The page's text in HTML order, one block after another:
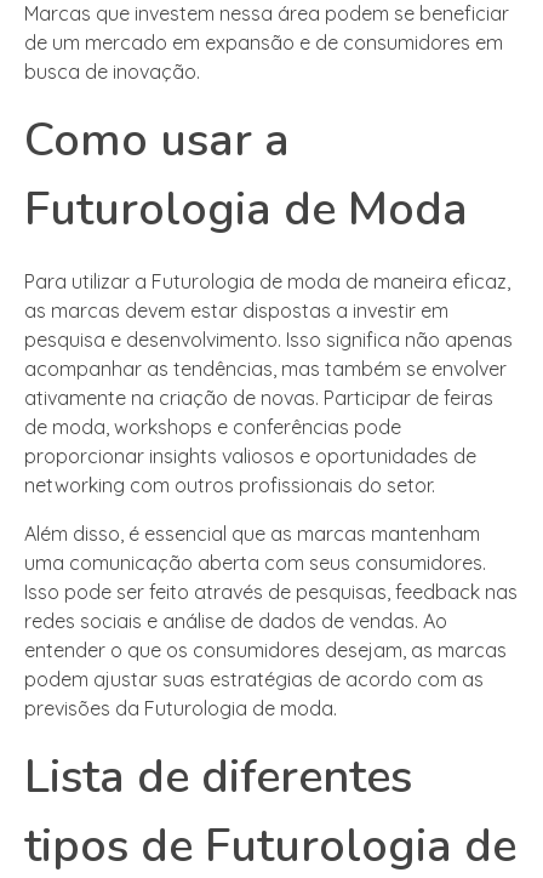
Marcas que investem nessa área podem se beneficiar
de um mercado em expansão e de consumidores em
busca de inovação.
Como usar a
Futurologia de Moda
Para utilizar a Futurologia de moda de maneira eficaz,
as marcas devem estar dispostas a investir em
pesquisa e desenvolvimento. Isso significa não apenas
acompanhar as tendências, mas também se envolver
ativamente na criação de novas. Participar de feiras
de moda, workshops e conferências pode
proporcionar insights valiosos e oportunidades de
networking com outros profissionais do setor.
Além disso, é essencial que as marcas mantenham
uma comunicação aberta com seus consumidores.
Isso pode ser feito através de pesquisas, feedback nas
redes sociais e análise de dados de vendas. Ao
entender o que os consumidores desejam, as marcas
podem ajustar suas estratégias de acordo com as
previsões da Futurologia de moda.
Lista de diferentes
tipos de Futurologia de